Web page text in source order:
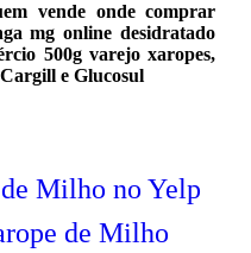
vende onde comprar
mg online desidratado
500g varejo xaropes,
e Glucosul
Milho no Yelp
de Milho